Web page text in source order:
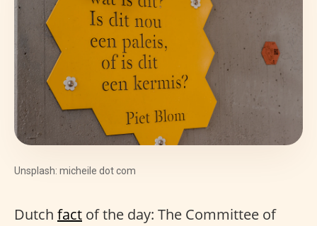
Unsplash: micheile dot com
Dutch fact of the day: The Committee of